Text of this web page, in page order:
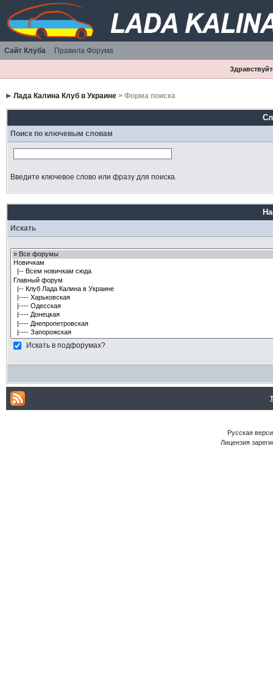
Сайт Клуба Правила Форума
Лада Калина Клуб в Украине> Форма поиска
Поиск по ключевым словам
Введите ключевое слово или фразу для поиска.
Искать
Искать в подфорумах?
Русская
Лицензия